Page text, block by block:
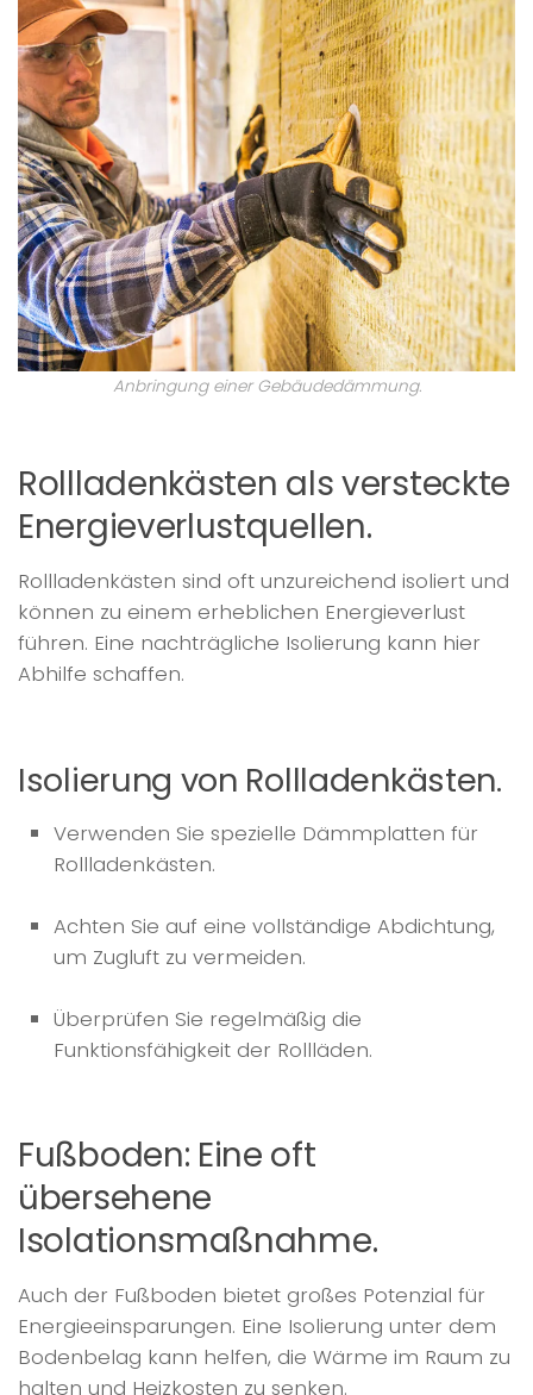
Anbringung einer Gebäudedämmung.
Rollladenkästen als versteckte
Energieverlustquellen.
Rollladenkästen sind oft unzureichend isoliert und
können zu einem erheblichen Energieverlust
führen. Eine nachträgliche Isolierung kann hier
Abhilfe schaffen.
Isolierung von Rollladenkästen.
Verwenden Sie spezielle Dämmplatten für
Rollladenkästen.
Achten Sie auf eine vollständige Abdichtung,
um Zugluft zu vermeiden.
Überprüfen Sie regelmäßig die
Funktionsfähigkeit der Rollläden.
Fußboden: Eine oft
übersehene
Isolationsmaßnahme.
Auch der Fußboden bietet großes Potenzial für
Energieeinsparungen. Eine Isolierung unter dem
Bodenbelag kann helfen, die Wärme im Raum zu
halten und Heizkosten zu senken.